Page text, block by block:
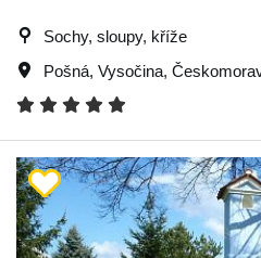
Sochy, sloupy, kříže
Pošná, Vysočina,